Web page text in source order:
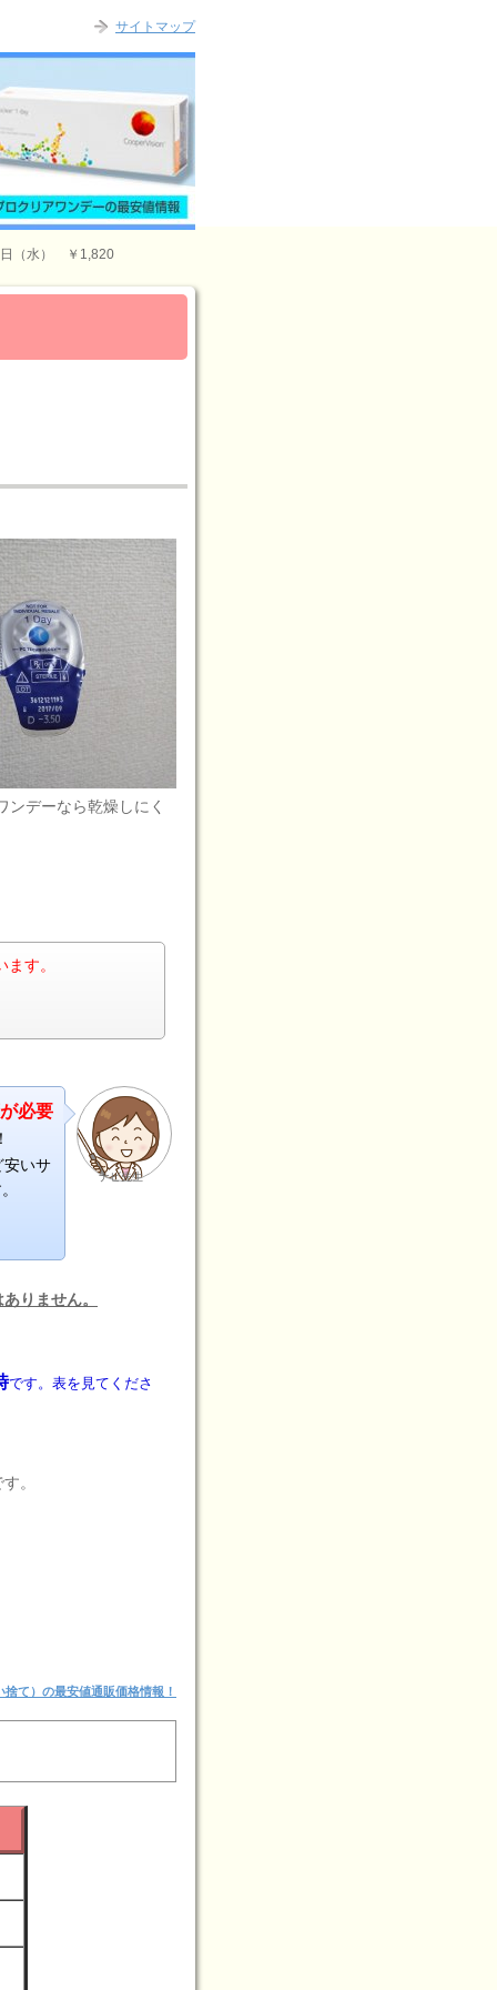
（水） ￥1,820
デーなら乾燥しにく
す。
ナビ先生
必要
安いサ
りません。
です。表を見てくださ
。
て）の最安値通販価格情報！
サイトマップ